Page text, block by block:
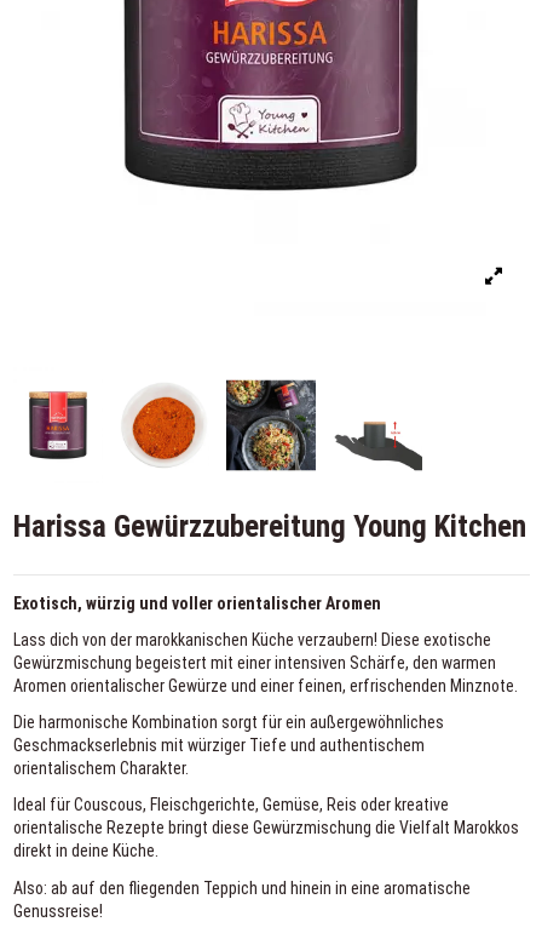
Harissa Gewürzzubereitung Young Kitchen
Exotisch, würzig und voller orientalischer Aromen
Lass dich von der marokkanischen Küche verzaubern! Diese exotische
Gewürzmischung begeistert mit einer intensiven Schärfe, den warmen
Aromen orientalischer Gewürze und einer feinen, erfrischenden Minznote.
Die harmonische Kombination sorgt für ein außergewöhnliches
Geschmackserlebnis mit würziger Tiefe und authentischem
orientalischem Charakter.
Ideal für Couscous, Fleischgerichte, Gemüse, Reis oder kreative
orientalische Rezepte bringt diese Gewürzmischung die Vielfalt Marokkos
direkt in deine Küche.
Also: ab auf den fliegenden Teppich und hinein in eine aromatische
Genussreise!